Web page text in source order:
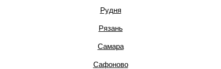
Рудня
Рязань
Самара
Сафоново